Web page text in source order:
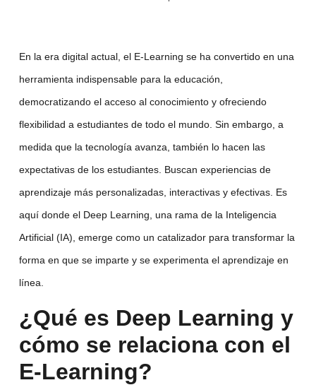
En la era digital actual, el E-Learning se ha convertido en una
herramienta indispensable para la educación,
democratizando el acceso al conocimiento y ofreciendo
flexibilidad a estudiantes de todo el mundo. Sin embargo, a
medida que la tecnología avanza, también lo hacen las
expectativas de los estudiantes. Buscan experiencias de
aprendizaje más personalizadas, interactivas y efectivas. Es
aquí donde el Deep Learning, una rama de la Inteligencia
Artificial (IA), emerge como un catalizador para transformar la
forma en que se imparte y se experimenta el aprendizaje en
línea.
¿Qué es Deep Learning y
cómo se relaciona con el
E-Learning?